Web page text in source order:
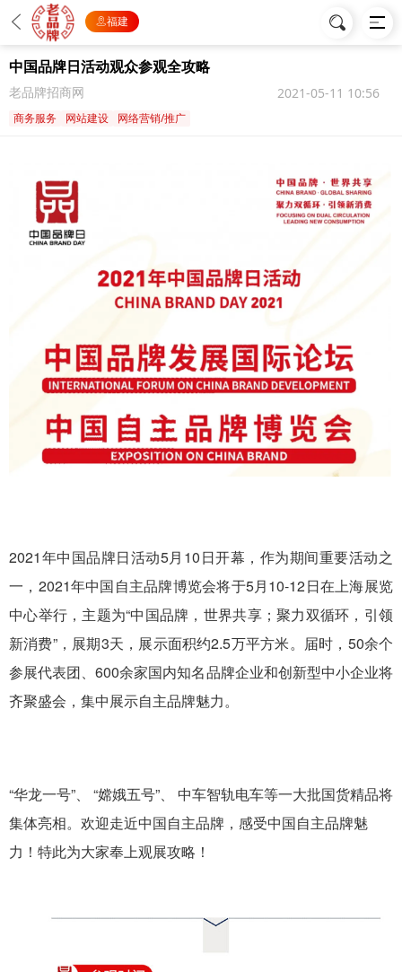
福建
中国品牌日活动观众参观全攻略
老品牌招商网 2021-05-11 10:56
商务服务 网站建设 网络营销/推广
2021年中国品牌日活动5月10日开幕，作为期间重要活动之
一，2021年中国自主品牌博览会将于5月10-12日在上海展览
中心举行，主题为“中国品牌，世界共享；聚力双循环，引领
新消费”，展期3天，展示面积约2.5万平方米。届时，50余个
参展代表团、600余家国内知名品牌企业和创新型中小企业将
齐聚盛会，集中展示自主品牌魅力。
“华龙一号”、 “嫦娥五号”、 中车智轨电车等一大批国货精品将
集体亮相。欢迎走近中国自主品牌，感受中国自主品牌魅
力！特此为大家奉上观展攻略！